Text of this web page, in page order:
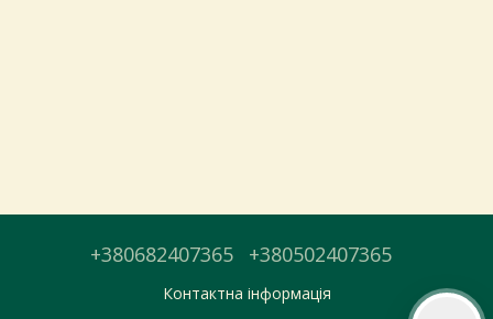
+380682407365 +380502407365
Контактна інформація
Перейти до оформлення
День доставки обираєте під час оформлення.